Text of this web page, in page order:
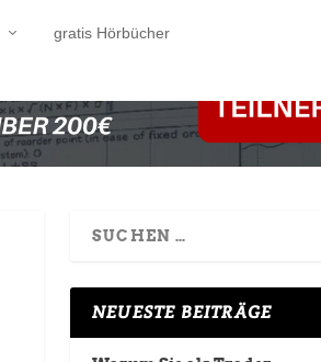
gratis Hörbücher
NEUESTE BEITRÄGE